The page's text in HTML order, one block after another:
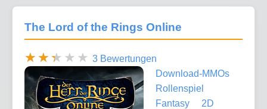
The Lord of the Rings Online
3 Bewertungen
Download-MMOs
Rollenspiel
Fantasy
2D